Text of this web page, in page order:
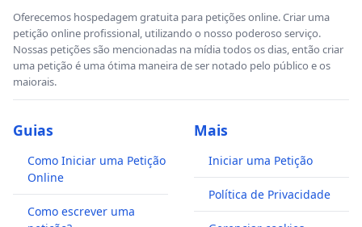
Oferecemos hospedagem gratuita para petições online. Criar uma
petição online profissional, utilizando o nosso poderoso serviço.
Nossas petições são mencionadas na mídia todos os dias, então criar
uma petição é uma ótima maneira de ser notado pelo público e os
maiorais.
Guias
Como Iniciar uma Petição
Online
Como escrever uma
Mais
Iniciar uma Petição
Política de Privacidade